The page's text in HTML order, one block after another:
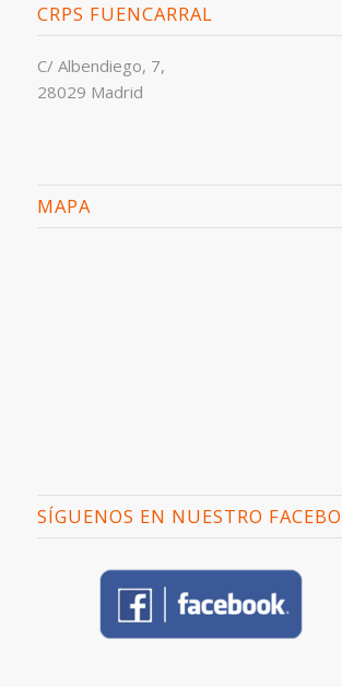
CRPS FUENCARRAL
C/ Albendiego, 7,
28029 Madrid
MAPA
SÍGUENOS EN NUESTRO